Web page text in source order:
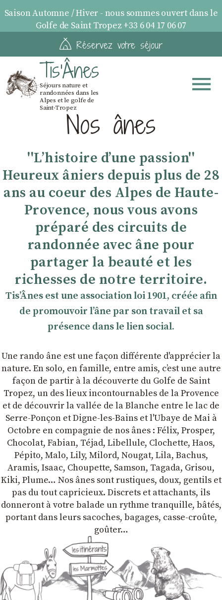
Saison Automne / Hiver - nous sommes ouvert dans le
Golfe de Saint Tropez +33 6 04 17 06 07
Réservez votre séjour
Tis'Ânes
Séjours nature et
randonnées dans les
Alpes et le golfe de
Saint-TropezNos ânes
''Lʼhistoire dʼune passion''
Heureux âniers depuis plus de 28
ans au coeur des Alpes de Haute-
Provence, nous vous avons
préparé des circuits de
randonnée avec âne pour
partager la beauté et les
richesses de notre territoire.
TisʼÂnes est une association loi 1901, créée afin
de promouvoir lʼâne par son travail et sa
présence dans le lien social.
Une rando âne est une façon différente d'apprécier la
nature. En solo, en famille, entre amis, cʼest une autre
façon de partir à la découverte du Golfe de Saint
Tropez, un des lieux incontournables de la Provence
et de découvrir la vallée de la Blanche entre le lac de
Serre-Ponçon et Digne-les-Bains et l'Ubaye de Mai à
Octobre en compagnie de nos ânes : Félix, Prosper,
Chocolat, Fabian, Téjad, Libellule, Clochette, Haos,
Pépito, Malo, Lily, Milord, Nougat, Lila, Bachus,
Aramis, Isaac, Choupette, Samson, Tagada, Grisou,
Kiki, Plume… Nos ânes sont rustiques, doux, gentils et
pas du tout capricieux. Discrets et attachants, ils
donneront à votre balade un rythme tranquille, bâtés,
portant dans leurs sacoches, bagages, casse-croûte,
goûter…